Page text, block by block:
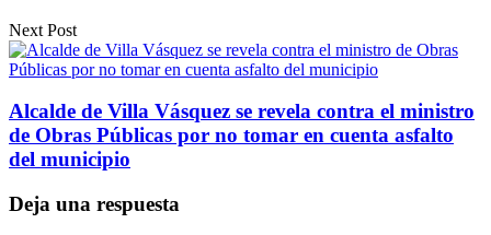
Next Post
Alcalde de Villa Vásquez se revela contra el ministro
de Obras Públicas por no tomar en cuenta asfalto
del municipio
Deja una respuesta